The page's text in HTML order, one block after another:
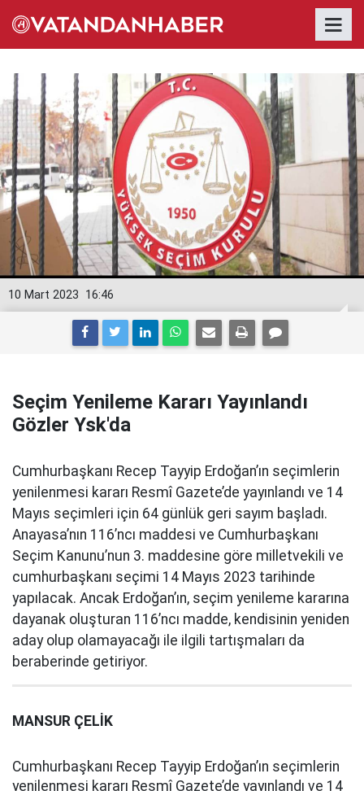
16:46
10 Mart 2023
Seçim Yenileme Kararı Yayınlandı
Gözler Ysk'da
Cumhurbaşkanı Recep Tayyip Erdoğan’ın seçimlerin
yenilenmesi kararı Resmî Gazete’de yayınlandı ve 14
Mayıs seçimleri için 64 günlük geri sayım başladı.
Anayasa’nın 116’ncı maddesi ve Cumhurbaşkanı
Seçim Kanunu’nun 3. maddesine göre milletvekili ve
cumhurbaşkanı seçimi 14 Mayıs 2023 tarihinde
yapılacak. Ancak Erdoğan’ın, seçim yenileme kararına
dayanak oluşturan 116’ncı madde, kendisinin yeniden
aday olup olamayacağı ile ilgili tartışmaları da
beraberinde getiriyor.
MANSUR ÇELİK
Cumhurbaşkanı Recep Tayyip Erdoğan’ın seçimlerin
yenilenmesi kararı Resmî Gazete’de yayınlandı ve 14